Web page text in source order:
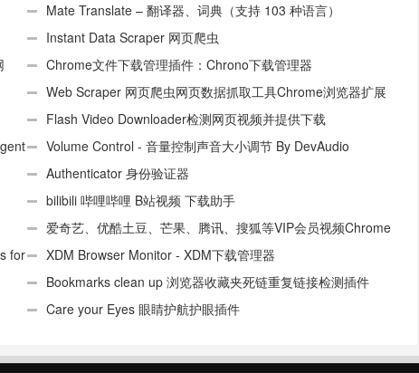
Mate Translate – 翻译器、词典（支持 103 种语言）
Instant Data Scraper 网页爬虫
Chrome文件下载管理插件：Chrono下载管理器
Web Scraper 网页爬虫网页数据抓取工具Chrome浏览器扩展
插件Flash Video Downloader检测网页视频并提供下载
Volume Control - 音量控制声音大小调节 By DevAudio
Authenticator 身份验证器
bilibili 哔哩哔哩 B站视频 下载助手
爱奇艺、优酷土豆、芒果、腾讯、搜狐等VIP会员视频Chrome
解析工具
for
XDM Browser Monitor - XDM下载管理器
Bookmarks clean up 浏览器收藏夹死链重复链接检测插件
Care your Eyes 眼睛护航护眼插件